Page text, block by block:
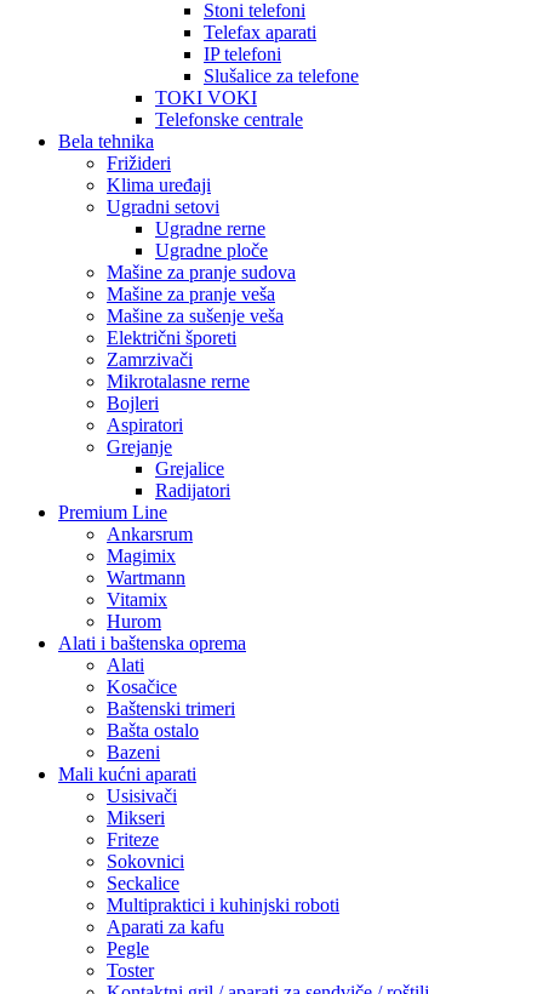
Stoni telefoni
Telefax aparati
IP telefoni
Slušalice za telefone
TOKI VOKI
Telefonske centrale
Bela tehnika
Frižideri
Klima uređaji
Ugradni setovi
Ugradne rerne
Ugradne ploče
Mašine za pranje sudova
Mašine za pranje veša
Mašine za sušenje veša
Električni šporeti
Zamrzivači
Mikrotalasne rerne
Bojleri
Aspiratori
Grejanje
Grejalice
Radijatori
Premium Line
Ankarsrum
Magimix
Wartmann
Vitamix
Hurom
Alati i baštenska oprema
Alati
Kosačice
Baštenski trimeri
Bašta ostalo
Bazeni
Mali kućni aparati
Usisivači
Mikseri
Friteze
Sokovnici
Seckalice
Multipraktici i kuhinjski roboti
Aparati za kafu
Pegle
Toster